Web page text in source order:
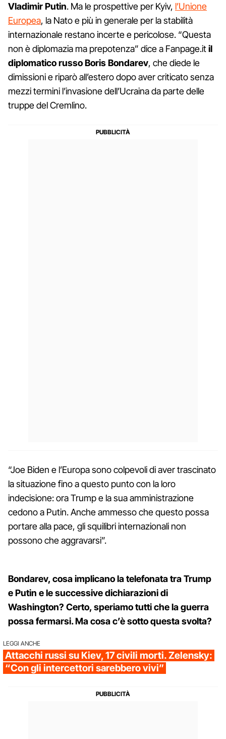
Vladimir Putin. Ma le prospettive per Kyiv, l’Unione
Europea, la Nato e più in generale per la stabilità
internazionale restano incerte e pericolose. “Questa
non è diplomazia ma prepotenza” dice a Fanpage.itil
diplomatico russo Boris Bondarev, che diede le
dimissioni e riparò all’estero dopo aver criticato senza
mezzi termini l’invasione dell’Ucraina da parte delle
truppe del Cremlino.
“Joe Biden e l’Europa sono colpevoli di aver trascinato
la situazione fino a questo punto con la loro
indecisione: ora Trump e la sua amministrazione
cedono a Putin. Anche ammesso che questo possa
portare alla pace, gli squilibri internazionali non
possono che aggravarsi”.
Bondarev, cosa implicano la telefonata tra Trump
e Putin e le successive dichiarazioni di
Washington? Certo, speriamo tutti che la guerra
possa fermarsi. Ma cosa c’è sotto questa svolta?
LEGGI ANCHE
Attacchi russi su Kiev, 17 civili morti. Zelensky:
“Con gli intercettori sarebbero vivi”